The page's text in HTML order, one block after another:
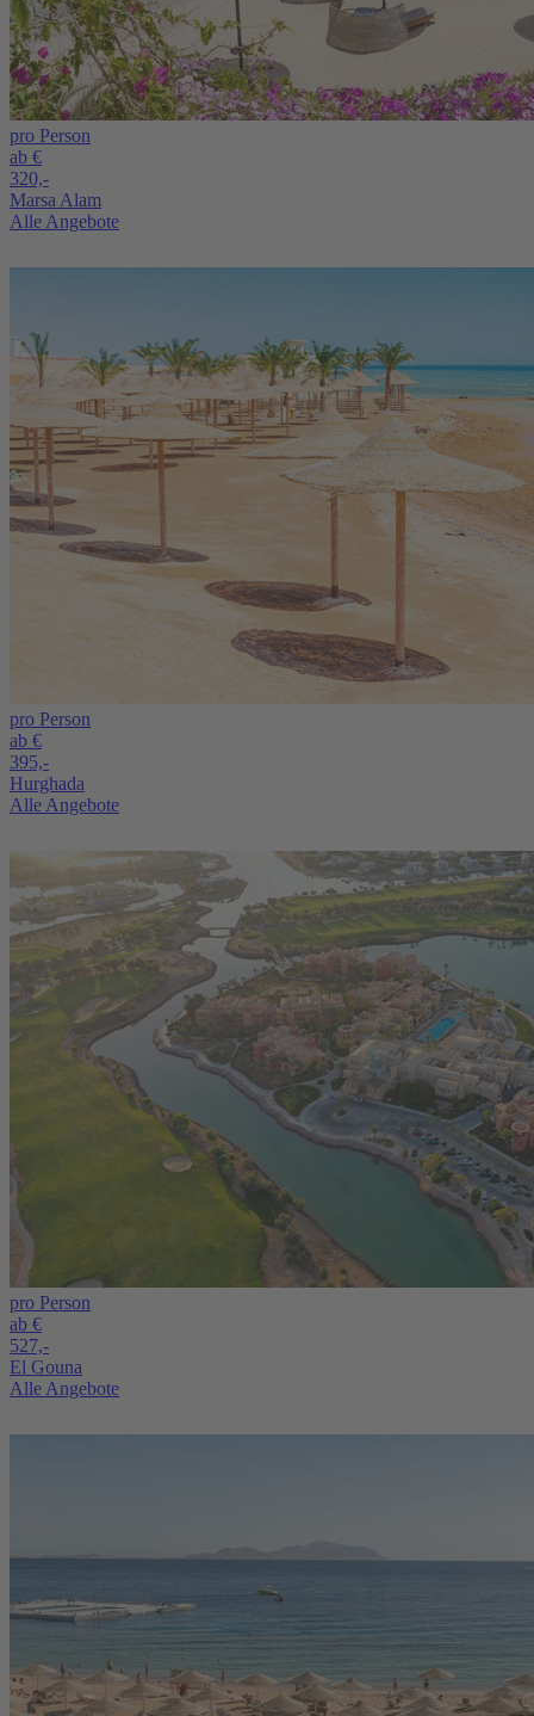
pro Person
ab €
320,-
Marsa Alam
Alle Angebote
pro Person
ab €
395,-
Hurghada
Alle Angebote
pro Person
ab €
527,-
El Gouna
Alle Angebote